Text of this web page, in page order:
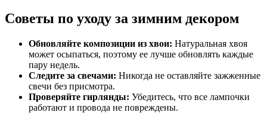
Советы по уходу за зимним декором
Обновляйте композиции из хвои: Натуральная хвоя
может осыпаться, поэтому ее лучше обновлять каждые
пару недель.
Следите за свечами: Никогда не оставляйте зажженные
свечи без присмотра.
Проверяйте гирлянды: Убедитесь, что все лампочки
работают и провода не повреждены.